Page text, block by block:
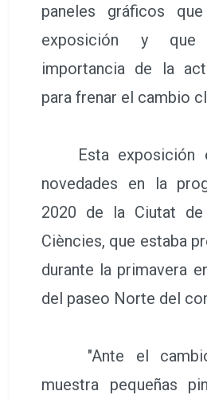
paneles gráficos
exposición y que
importancia de la
para frenar el cambio
Esta exposición
novedades en la
2020 de la Ciutat
Ciències, que estaba
durante la primavera
del paseo Norte del
"Ante el cambio,
muestra pequeñas